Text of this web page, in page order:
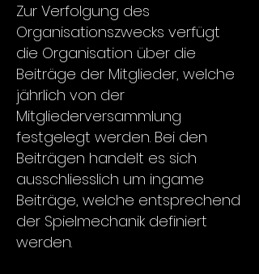
Zur Verfolgung des
Organisationszwecks verfügt
die Organisation über die
Beiträge der Mitglieder, welche
jährlich von der
Mitgliederversammlung
festgelegt werden. Bei den
Beiträgen handelt es sich
ausschliesslich um ingame
Beiträge, welche entsprechend
der Spielmechanik definiert
werden.